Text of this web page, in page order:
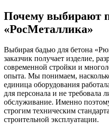
Почему выбирают
«РосМеталлика»
Выбирая бадью для бетона
заказчик получает изделие,
современной стройки и
опыта. Мы понимаем,
единица оборудования
для персонала и не требовала
обслуживание. Именно
строгим техническим
строительной эксплуатации.